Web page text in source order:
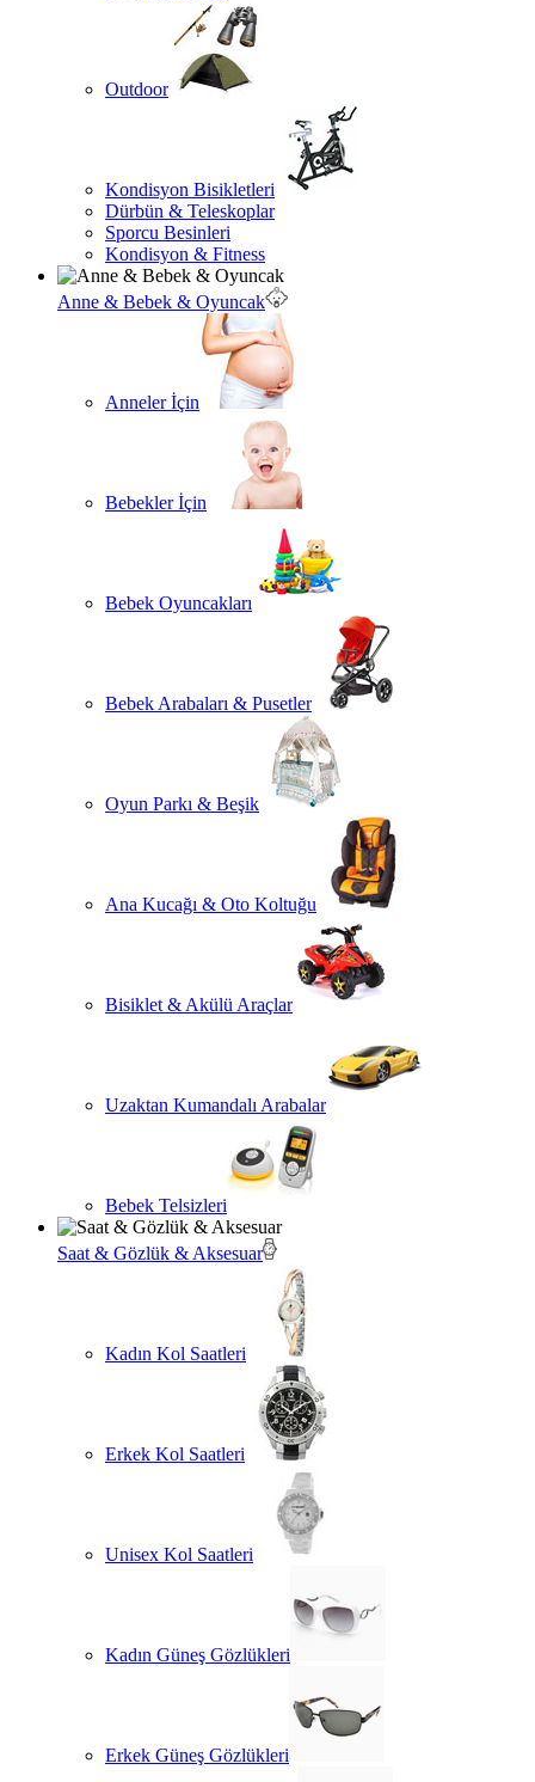
Outdoor
Kondisyon Bisikletleri
Dürbün & Teleskoplar
Sporcu Besinleri
Kondisyon & Fitness
Anne & Bebek & Oyuncak
Anneler İçin
Bebekler İçin
Bebek Oyuncakları
Bebek Arabaları & Pusetler
Oyun Parkı & Beşik
Ana Kucağı & Oto Koltuğu
Bisiklet & Akülü Araçlar
Uzaktan Kumandalı Arabalar
Bebek Telsizleri
Saat & Gözlük & Aksesuar
Kadın Kol Saatleri
Erkek Kol Saatleri
Unisex Kol Saatleri
Kadın Güneş Gözlükleri
Erkek Güneş Gözlükleri